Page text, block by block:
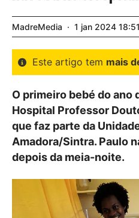
MadreMedia 1 jan 2024 18:51
Este artigo tem mais
O primeiro bebé do ano
Hospital Professor
que faz parte da
Amadora/Sintra. Paulo
depois da meia-noite.